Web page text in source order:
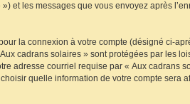
et les messages que vous envoyez après
la connexion à votre compte (désigné ci-
cadrans solaires » sont protégées par les
adresse courriel requise par « Aux cadrans
quelle information de votre compte sera